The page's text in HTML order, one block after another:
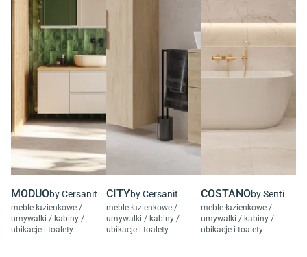
MODUOby Cersanit
meble łazienkowe /
umywalki / kabiny /
ubikacje i toalety
CITYby Cersanit
meble łazienkowe /
umywalki / kabiny /
ubikacje i toalety
COSTANOby Senti
meble łazienkowe /
umywalki / kabiny /
ubikacje i toalety